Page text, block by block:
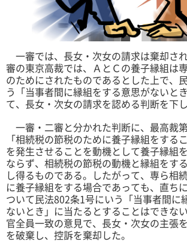
一審では、長女・次女の請求は棄却さ
審の東京高裁では、ＡとＣの養子縁組は
のためにされたものであるとした上で、
う「当事者間に縁組をする意思がないと
て、長女・次女の請求を認める判断を下し
一審・二審と分かれた判断に、最高裁第
「相続税の節税のために養子縁組をする
を発生させることを動機として養子縁組
ならず、相続税の節税の動機と縁組をす
し得るものである。したがって、専ら相
に養子縁組をする場合であっても、直ち
ついて民法802条1号にいう「当事者間に
ないとき」に当たるとすることはできな
官全員一致の意見で、長女・次女の主張
を破棄し、控訴を棄却した。